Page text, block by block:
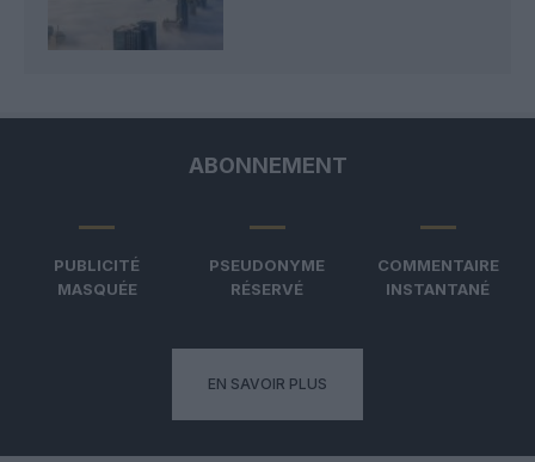
ABONNEMENT
PUBLICITÉ
MASQUÉE
PSEUDONYME
RÉSERVÉ
COMMENTAIRE
INSTANTANÉ
EN SAVOIR PLUS